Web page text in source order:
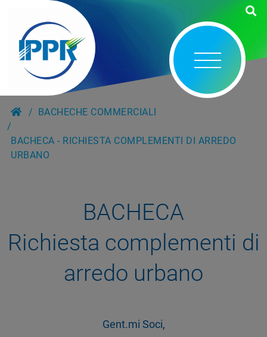
BACHECHE COMMERCIALI
BACHECA - RICHIESTA COMPLEMENTI DI ARREDO
URBANO
BACHECA
Richiesta complementi di
arredo urbano
Gent.mi Soci,